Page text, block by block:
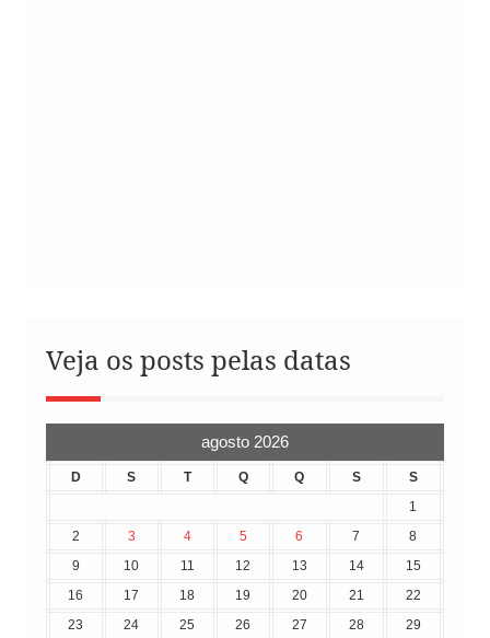
Veja os posts pelas datas
agosto 2026
D S T Q Q S
S
1
2
3 4 5 6 7
8
9
10 11 12 13 14
15
16
17 18 19 20 21
22
23
24 25 26 27 28
29